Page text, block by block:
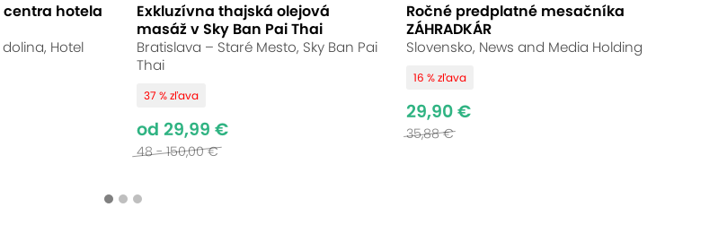
hotela
Hotel
Exkluzívna thajská olejová
masáž v Sky Ban Pai Thai
Bratislava – Staré Mesto, Sky Ban Pai
Thai
37 % zľava
od 29,99 €
48 - 150,00 €
Ročné predplatné mesačníka
ZÁHRADKÁR
Slovensko, News and Media Holding
16 % zľava
29,90 €
35,88 €